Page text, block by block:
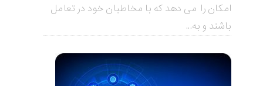
امکان را می دهد که با مخاطبان خود در تعامل
باشند و به...